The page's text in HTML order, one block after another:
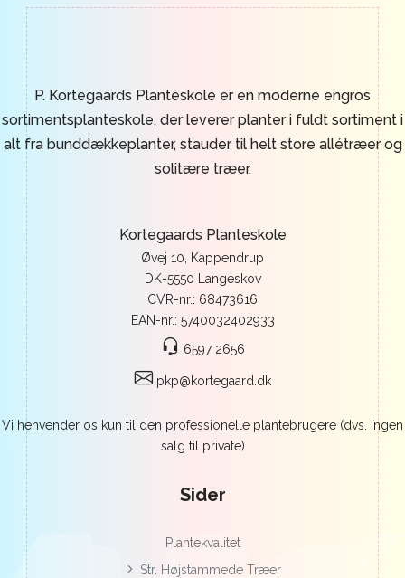
P. Kortegaards Planteskole er en moderne engros
sortimentsplanteskole, der leverer planter i fuldt sortiment i
alt fra bunddækkeplanter, stauder til helt store allétræer og
solitære træer.
Kortegaards Planteskole
Øvej 10, Kappendrup
DK-5550 Langeskov
CVR-nr.: 68473616
EAN-nr.: 5740032402933
6597 2656
pkp@kortegaard.dk
Vi henvender os kun til den professionelle plantebrugere (dvs. ingen
salg til private)
Sider
Plantekvalitet
Str. Højstammede Træer